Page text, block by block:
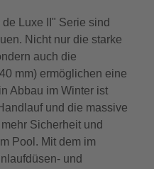
Luxe II" Serie sind
Nicht nur die starke
auch die
mm) ermöglichen eine
Abbau im Winter ist
und die massive
Sicherheit und
Pool. Mit dem im
und